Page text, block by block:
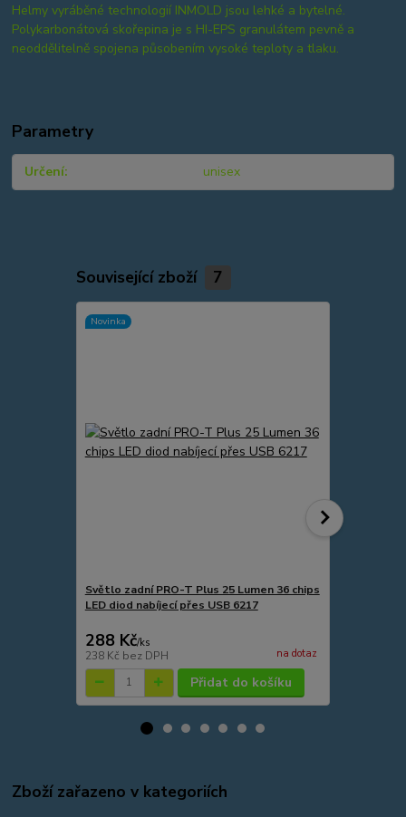
Helmy vyráběné technologií INMOLD jsou lehké a bytelné.
Polykarbonátová skořepina je s HI-EPS granulátem pevně a
neoddělitelně spojena působením vysoké teploty a tlaku.
Parametry
Určení unisex
Související zboží 7
Novinka
Světlo zadní PRO-T Plus 25 Lumen 36 chips
LED diod nabíjecí přes USB 6217
288 Kč/ks
238 Kč bez DPH na dotaz
Přidat do košíku
Zboží zařazeno v kategoriích